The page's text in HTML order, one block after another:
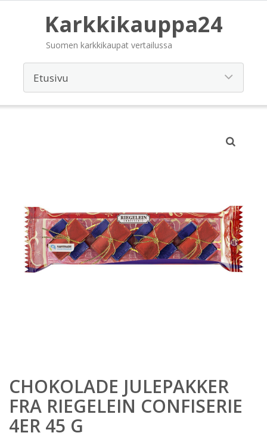
Karkkikauppa24
Suomen karkkikaupat vertailussa
CHOKOLADE JULEPAKKER
FRA RIEGELEIN CONFISERIE
4ER 45 G